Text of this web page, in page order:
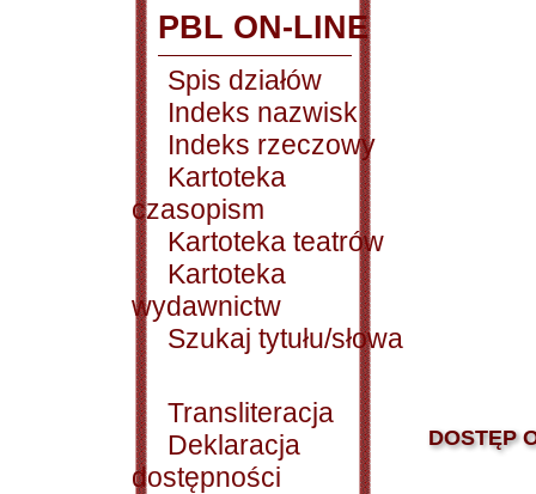
PBL ON-LINE
Spis działów
Indeks nazwisk
Indeks rzeczowy
Kartoteka
czasopism
Kartoteka teatrów
Kartoteka
wydawnictw
Szukaj tytułu/słowa
Transliteracja
Deklaracja
dostępności
DOSTĘP